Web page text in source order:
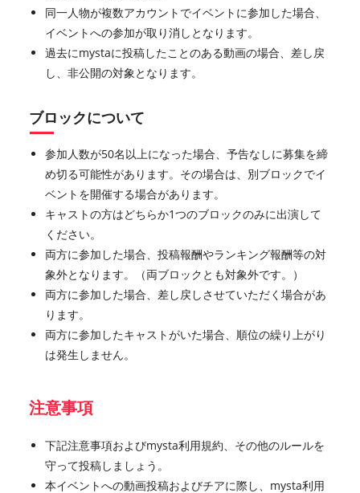
同一人物が複数アカウントでイベントに参加した場合、
イベントへの参加が取り消しとなります。
過去にmystaに投稿したことのある動画の場合、差し戻
し、非公開の対象となります。
ブロックについて
参加人数が50名以上になった場合、予告なしに募集を締
め切る可能性があります。その場合は、別ブロックでイ
ベントを開催する場合があります。
キャストの方はどちらか1つのブロックのみに出演して
ください。
両方に参加した場合、投稿報酬やランキング報酬等の対
象外となります。（両ブロックとも対象外です。）
両方に参加した場合、差し戻しさせていただく場合があ
ります。
両方に参加したキャストがいた場合、順位の繰り上がり
は発生しません。
注意事項
下記注意事項およびmysta利用規約、その他のルールを
守って投稿しましょう。
本イベントへの動画投稿およびチアに際し、mysta利用